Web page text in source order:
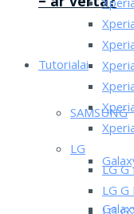
Tutorialai
SAMSUNG
LG
LG G
LG